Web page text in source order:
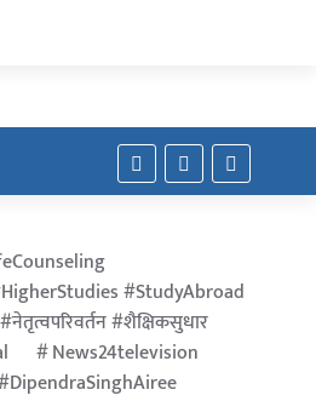
#StudyAbroad
#शैक्षिकसुधार
News24television